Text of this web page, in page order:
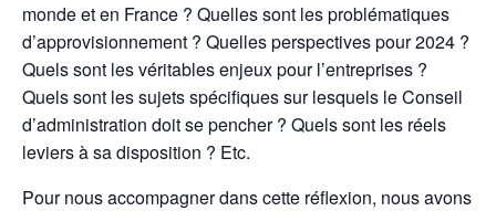
monde et en France ? Quelles sont les problématiques
d’approvisionnement ? Quelles perspectives pour 2024 ?
Quels sont les véritables enjeux pour l’entreprises ?
Quels sont les sujets spécifiques sur lesquels le Conseil
d’administration doit se pencher ? Quels sont les réels
leviers à sa disposition ? Etc.
Pour nous accompagner dans cette réflexion, nous avons